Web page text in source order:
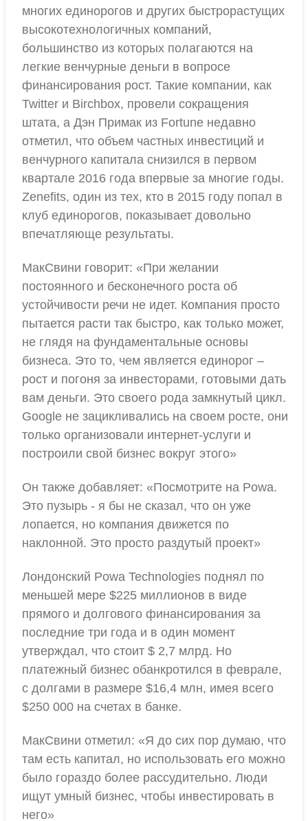
многих единорогов и других быстрорастущих
высокотехнологичных компаний,
большинство из которых полагаются на
легкие венчурные деньги в вопросе
финансирования рост. Такие компании, как
Twitter и Birchbox, провели сокращения
штата, а Дэн Примак из Fortune недавно
отметил, что объем частных инвестиций и
венчурного капитала снизился в первом
квартале 2016 года впервые за многие годы.
Zenefits, один из тех, кто в 2015 году попал в
клуб единорогов, показывает довольно
впечатляюще результаты.
МакСвини говорит: «При желании
постоянного и бесконечного роста об
устойчивости речи не идет. Компания просто
пытается расти так быстро, как только может,
не глядя на фундаментальные основы
бизнеса. Это то, чем является единорог –
рост и погоня за инвесторами, готовыми дать
вам деньги. Это своего рода замкнутый цикл.
Google не зацикливались на своем росте, они
только организовали интернет-услуги и
построили свой бизнес вокруг этого»
Он также добавляет: «Посмотрите на Powa.
Это пузырь - я бы не сказал, что он уже
лопается, но компания движется по
наклонной. Это просто раздутый проект»
Лондонский Powa Technologies поднял по
меньшей мере $225 миллионов в виде
прямого и долгового финансирования за
последние три года и в один момент
утверждал, что стоит $ 2,7 млрд. Но
платежный бизнес обанкротился в феврале,
с долгами в размере $16,4 млн, имея всего
$250 000 на счетах в банке.
МакСвини отметил: «Я до сих пор думаю, что
там есть капитал, но использовать его можно
было гораздо более рассудительно. Люди
ищут умный бизнес, чтобы инвестировать в
него»